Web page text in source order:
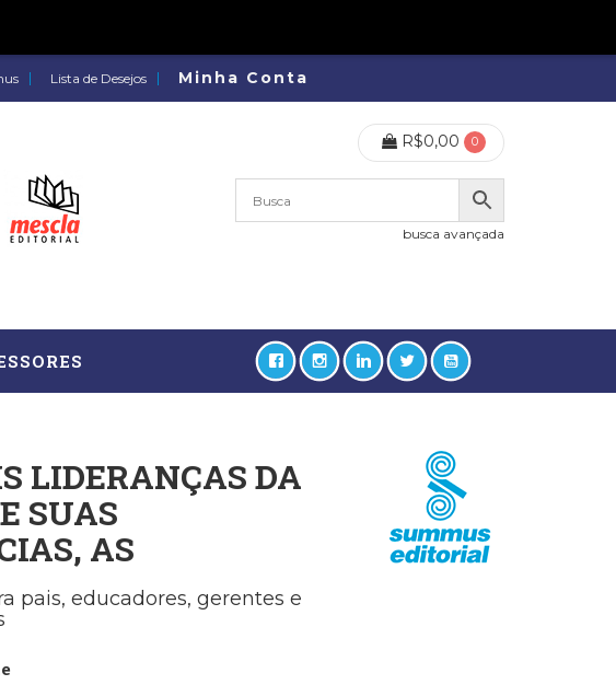
Lista de Desejos Minha Conta
R$0,00 0
busca avançada
Atualidades, Política, Direitos Humanos (133)
Ciências Sociais (102)
Comunicação (232)
Criatividade (14)
Fonoaudiologia (54)
LIDERANÇAS DA
SUAS
AS
pais, educadores, gerentes e